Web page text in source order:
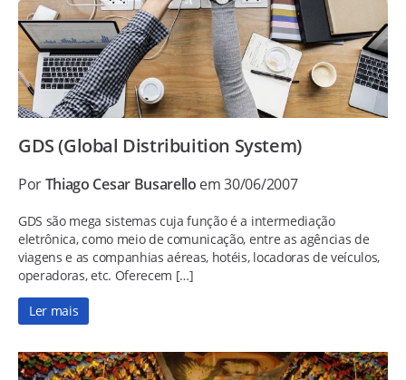
GDS (Global Distribuition System)
PorThiago Cesar Busarello em 30/06/2007
GDS são mega sistemas cuja função é a intermediação
eletrônica, como meio de comunicação, entre as agências de
viagens e as companhias aéreas, hotéis, locadoras de veículos,
operadoras, etc. Oferecem […]
Ler mais